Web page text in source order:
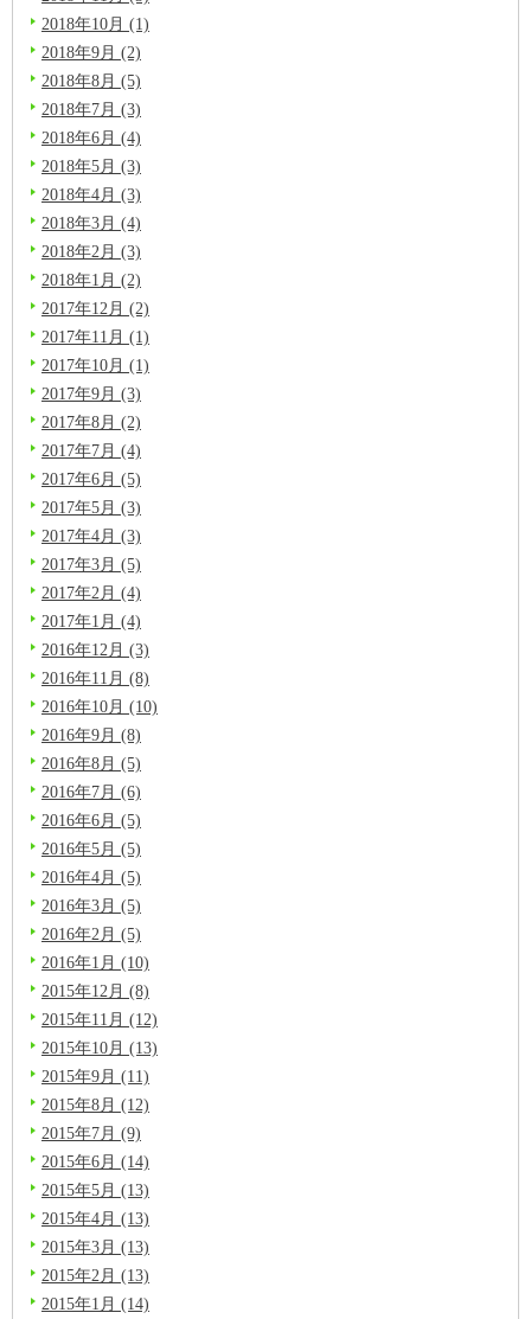
2018年10月 (1)
2018年9月 (2)
2018年8月 (5)
2018年7月 (3)
2018年6月 (4)
2018年5月 (3)
2018年4月 (3)
2018年3月 (4)
2018年2月 (3)
2018年1月 (2)
2017年12月 (2)
2017年11月 (1)
2017年10月 (1)
2017年9月 (3)
2017年8月 (2)
2017年7月 (4)
2017年6月 (5)
2017年5月 (3)
2017年4月 (3)
2017年3月 (5)
2017年2月 (4)
2017年1月 (4)
2016年12月 (3)
2016年11月 (8)
2016年10月 (10)
2016年9月 (8)
2016年8月 (5)
2016年7月 (6)
2016年6月 (5)
2016年5月 (5)
2016年4月 (5)
2016年3月 (5)
2016年2月 (5)
2016年1月 (10)
2015年12月 (8)
2015年11月 (12)
2015年10月 (13)
2015年9月 (11)
2015年8月 (12)
2015年7月 (9)
2015年6月 (14)
2015年5月 (13)
2015年4月 (13)
2015年3月 (13)
2015年2月 (13)
2015年1月 (14)